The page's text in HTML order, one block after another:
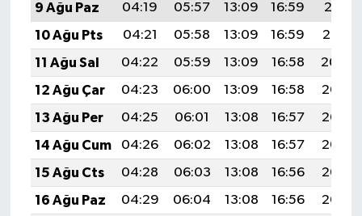
9 Ağu Paz
04:19 05:57 13:09 16:59
20:11
10 Ağu Pts
04:21 05:58 13:09 16:59
20:10
11 Ağu Sal
04:22 05:59 13:09 16:58
20:09
12 Ağu Çar
04:23 06:00 13:09 16:58
20:07
13 Ağu Per
04:25 06:01 13:08 16:57
20:06
14 Ağu Cum
04:26 06:02 13:08 16:57
20:05
15 Ağu Cts
04:28 06:03 13:08 16:56
20:03
16 Ağu Paz
04:29 06:04 13:08 16:56
20:02